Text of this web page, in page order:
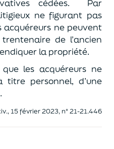
cédées.
Par
ne figurant pas
acquéreurs ne peuvent
de l’ancien
la propriété.
les acquéreurs ne
titre personnel, d’une
15 février 2023, n° 21-21.446